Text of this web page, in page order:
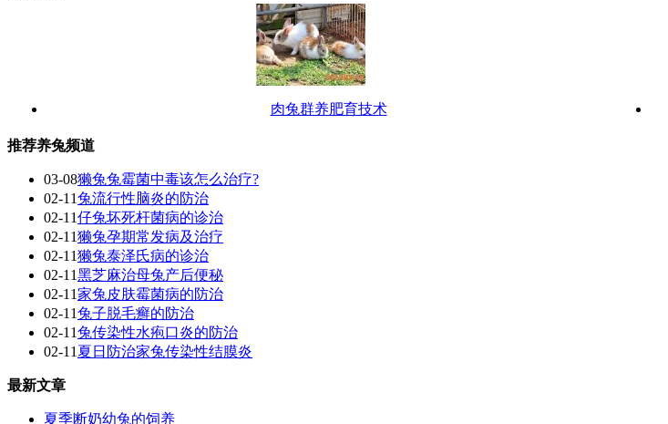
肉兔群养肥育技术
推荐养兔频道
03-08獭兔兔霉菌中毒该怎么治疗?
02-11兔流行性脑炎的防治
02-11仔兔坏死杆菌病的诊治
02-11獭兔孕期常发病及治疗
02-11獭兔泰泽氏病的诊治
02-11黑芝麻治母兔产后便秘
02-11家兔皮肤霉菌病的防治
02-11兔子脱毛癣的防治
02-11兔传染性水疱口炎的防治
02-11 夏日防治家兔传染性结膜炎
最新文章
夏季断奶幼兔的饲养